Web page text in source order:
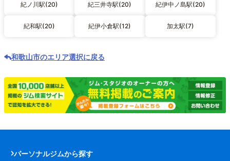
紀ノ川駅(20) 紀三井寺駅(20) 紀伊中ノ島駅(20)
紀和駅(20) 紀伊小倉駅(12) 加太駅(7)
和歌山市のエリア選択に戻る
パーソナルジムから探す